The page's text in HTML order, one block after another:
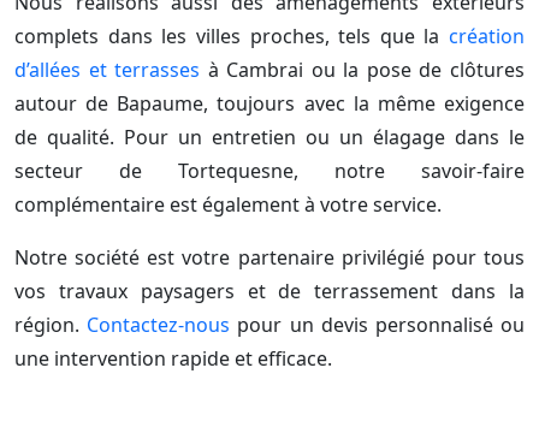
complets dans les villes proches, tels que la création
d’allées et terrasses à Cambrai ou la pose de clôtures
autour de Bapaume, toujours avec la même exigence
de qualité. Pour un entretien ou un élagage dans le
secteur de Tortequesne, notre savoir-faire
complémentaire est également à votre service.
Notre société est votre partenaire privilégié pour tous
vos travaux paysagers et de terrassement dans la
région. Contactez-nous pour un devis personnalisé ou
une intervention rapide et efficace.